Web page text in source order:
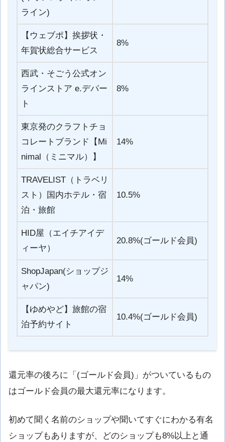
ライン)
【ウェブポ】挨拶状・
年賀状総合サービス
8%
西武・そごう公式オン
ラインストア e.デパー
ト
8%
東京発のクラフトチョ
コレートブランド【Mi
nimal（ミニマル）】
14%
TRAVELIST（トラベリ
スト）国内ホテル・宿
泊・旅館
10.5%
HID屋（エイチアイデ
ィーヤ）
20.8%(ゴールド会員)
ShopJapan(ショップジ
ャパン)
14%
【ゆめやど】旅館の宿
泊予約サイト
10.4%(ゴールド会員)
還元率の後ろに「(ゴールド会員)」がついているもの
はゴールド会員の最大還元率になります。
初めて聞く名前のショップや聞いてすぐにわかる有名
ショップもありますが、どのショップも8%以上と通